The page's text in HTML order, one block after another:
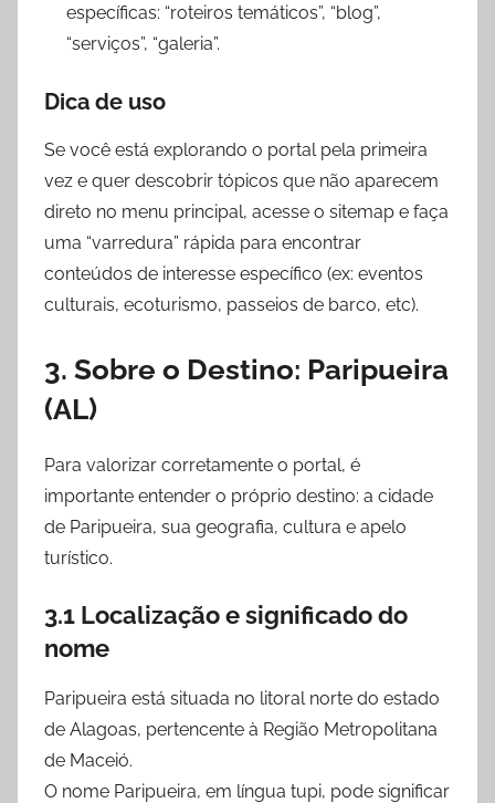
específicas: “roteiros temáticos”, “blog”,
“serviços”, “galeria”.
Dica de uso
Se você está explorando o portal pela primeira
vez e quer descobrir tópicos que não aparecem
direto no menu principal, acesse o sitemap e faça
uma “varredura” rápida para encontrar
conteúdos de interesse específico (ex: eventos
culturais, ecoturismo, passeios de barco, etc).
3. Sobre o Destino: Paripueira
(AL)
Para valorizar corretamente o portal, é
importante entender o próprio destino: a cidade
de Paripueira, sua geografia, cultura e apelo
turístico.
3.1 Localização e significado do
nome
Paripueira está situada no litoral norte do estado
de Alagoas, pertencente à Região Metropolitana
de Maceió.
O nome Paripueira, em língua tupi, pode significar